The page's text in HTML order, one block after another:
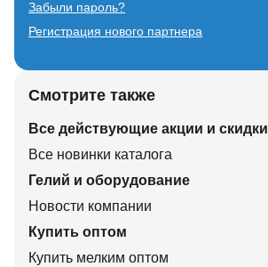
Забыли пароль?
Регистрация нового партнера
Смотрите также
Все действующие акции и скидки
Все новинки каталога
Гелий и оборудование
Новости компании
Купить оптом
Купить мелким оптом